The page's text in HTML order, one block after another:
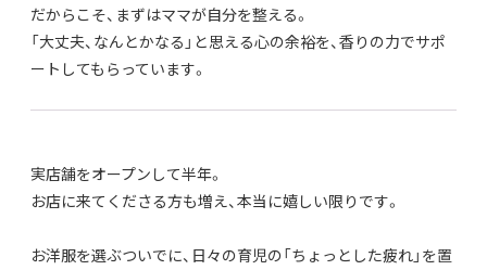
だからこそ、まずはママが自分を整える。
「大丈夫、なんとかなる」と思える心の余裕を、香りの力でサポ
ートしてもらっています。
実店舗をオープンして半年。
お店に来てくださる方も増え、本当に嬉しい限りです。
お洋服を選ぶついでに、日々の育児の「ちょっとした疲れ」を置